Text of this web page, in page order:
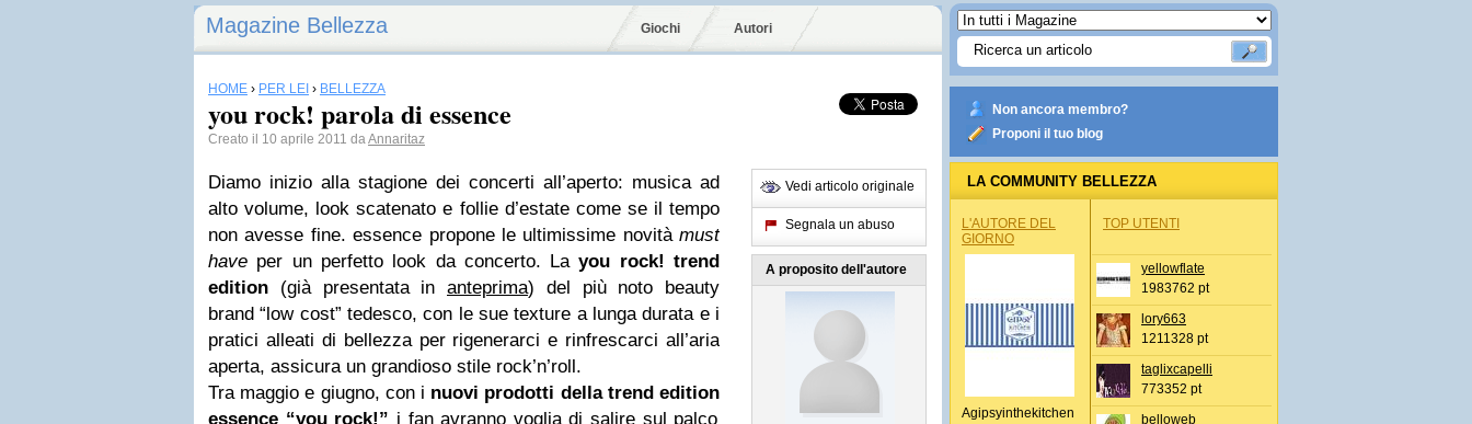
Magazine Bellezza Giochi Autori
HOME › PER LEI › BELLEZZA
you rock! parola di essence
Creato il 10 aprile 2011 daAnnaritaz
Diamo inizio alla stagione dei concerti all’aperto: musica ad
alto volume, look scatenato e follie d’estate come se il tempo
non avesse fine. essence propone le ultimissime novità must
have per un perfetto look da concerto. Layou rock! trend
edition (già presentata in anteprima) del più noto beauty
brand “low cost” tedesco, con le sue texture a lunga durata e i
pratici alleati di bellezza per rigenerarci e rinfrescarci all’aria
aperta, assicura un grandioso stile rock’n’roll.
Tra maggio e giugno, con i nuovi prodotti della trend edition
essence “you rock!” i fan avranno voglia di salire sul palco
Vedi articolo originale
Segnala un abuso
A proposito dell'autore
Non ancora membro?
Proponi il tuo blog
LA COMMUNITY BELLEZZA
L'AUTORE DEL
GIORNO
Agipsyinthekitchen
TOP UTENTI
yellowflate
1983762 pt
lory663
1211328 pt
taglixcapelli
773352 pt
belloweb